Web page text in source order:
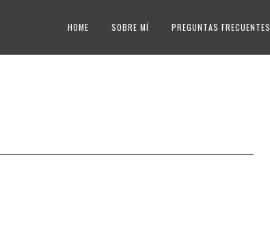
HOME SOBRE MÍ PREGUNTAS FRECUENTES